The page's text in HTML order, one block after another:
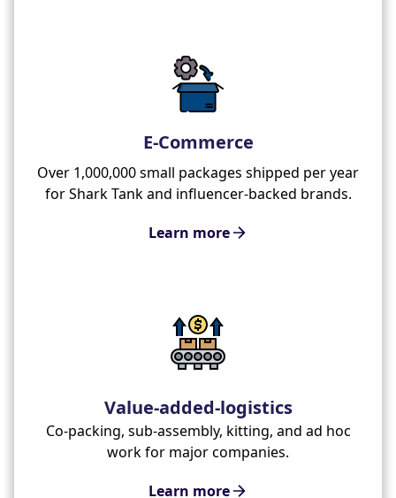
E-Commerce
Over 1,000,000 small packages shipped per year
for Shark Tank and influencer-backed brands.
Learn more
Value-added-logistics
Co-packing, sub-assembly, kitting, and ad hoc
work for major companies.
Learn more